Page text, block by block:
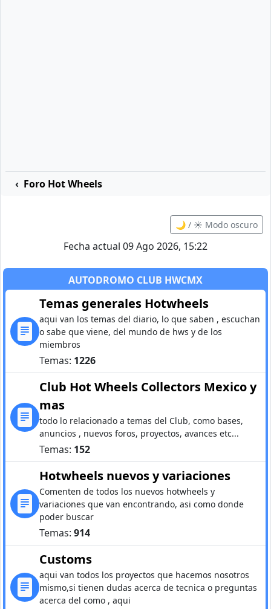
Foro Hot Wheels
🌙 / ☀️ Modo oscuro
Fecha actual 09 Ago 2026, 15:22
AUTODROMO CLUB HWCMX
Temas generales Hotwheels
aqui van los temas del diario, lo que saben , escuchan
o sabe que viene, del mundo de hws y de los
miembros
Temas: 1226
Club Hot Wheels Collectors Mexico y
mas
todo lo relacionado a temas del Club, como bases,
anuncios , nuevos foros, proyectos, avances etc...
Temas: 152
Hotwheels nuevos y variaciones
Comenten de todos los nuevos hotwheels y
variaciones que van encontrando, asi como donde
poder buscar
Temas: 914
Customs
aqui van todos los proyectos que hacemos nosotros
mismo,si tienen dudas acerca de tecnica o preguntas
acerca del como , aqui